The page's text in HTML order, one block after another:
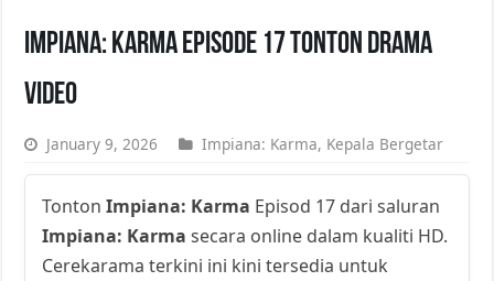
Impiana: Karma Episode 17 Tonton Drama
Video
January 9, 2026 Impiana: Karma, Kepala Bergetar
TontonImpiana: Karma Episod 17 dari saluran
Impiana: Karma secara online dalam kualiti HD.
Cerekarama terkini ini kini tersedia untuk